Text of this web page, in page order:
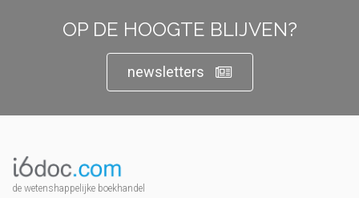
OP DE HOOGTE BLIJVEN?
newsletters
de wetenshappelijke boekhandel